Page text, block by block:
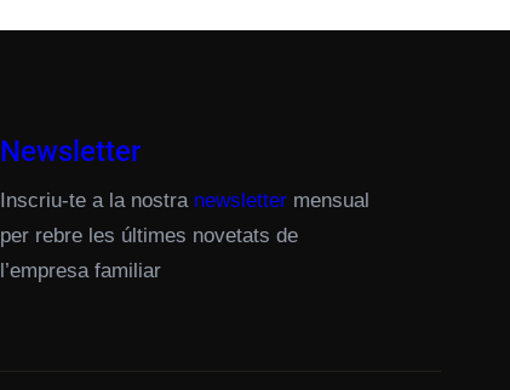
Newsletter
Inscriu-te a la nostra newslettermensual
per rebre les últimes novetats de
l’empresa familiar